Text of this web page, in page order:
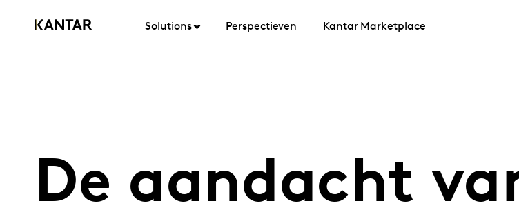
Solutions Perspectieven Kantar Marketplace
De aandacht